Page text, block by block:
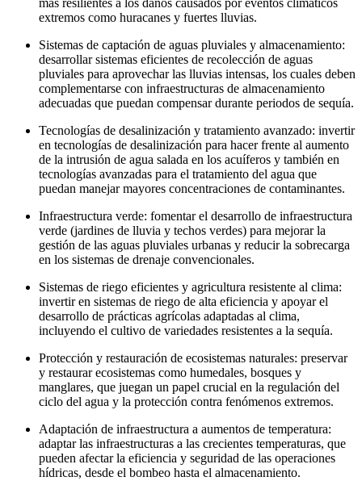
más resilientes a los daños causados por eventos climáticos
extremos como huracanes y fuertes lluvias.
Sistemas de captación de aguas pluviales y almacenamiento:
desarrollar sistemas eficientes de recolección de aguas
pluviales para aprovechar las lluvias intensas, los cuales deben
complementarse con infraestructuras de almacenamiento
adecuadas que puedan compensar durante periodos de sequía.
Tecnologías de desalinización y tratamiento avanzado: invertir
en tecnologías de desalinización para hacer frente al aumento
de la intrusión de agua salada en los acuíferos y también en
tecnologías avanzadas para el tratamiento del agua que
puedan manejar mayores concentraciones de contaminantes.
Infraestructura verde: fomentar el desarrollo de infraestructura
verde (jardines de lluvia y techos verdes) para mejorar la
gestión de las aguas pluviales urbanas y reducir la sobrecarga
en los sistemas de drenaje convencionales.
Sistemas de riego eficientes y agricultura resistente al clima:
invertir en sistemas de riego de alta eficiencia y apoyar el
desarrollo de prácticas agrícolas adaptadas al clima,
incluyendo el cultivo de variedades resistentes a la sequía.
Protección y restauración de ecosistemas naturales: preservar
y restaurar ecosistemas como humedales, bosques y
manglares, que juegan un papel crucial en la regulación del
ciclo del agua y la protección contra fenómenos extremos.
Adaptación de infraestructura a aumentos de temperatura:
adaptar las infraestructuras a las crecientes temperaturas, que
pueden afectar la eficiencia y seguridad de las operaciones
hídricas, desde el bombeo hasta el almacenamiento.